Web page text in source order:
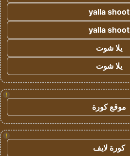
yalla shoot
yalla shoot
يلا شوت
يلا شوت
!
موقع كورة
!
كورة لايف